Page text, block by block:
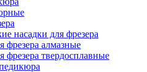
насадки для фрезера
фрезера алмазные
фрезера твердосплавные